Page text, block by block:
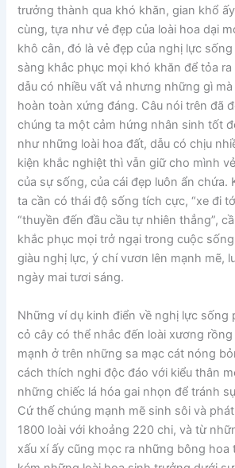
trưởng thành qua khó khăn, gian khổ
cùng, tựa như vẻ đẹp của loài hoa dại
khô cằn, đó là vẻ đẹp của nghị lực
sàng khắc phục mọi khó khăn để tỏa ra
dẫu có nhiều vất vả nhưng những gì
hoàn toàn xứng đáng. Câu nói trên đã
chúng ta một cảm hứng nhân sinh tốt
như những loài hoa đất, dẫu có chịu
kiện khắc nghiệt thì vẫn giữ cho mình
của sự sống, của cái đẹp luôn ẩn chứa.
ta cần có thái độ sống tích cực, “xe đi
“thuyền đến đầu cầu tự nhiên thẳng”,
khắc phục mọi trở ngại trong cuộc
giàu nghị lực, ý chí vươn lên mạnh mẽ,
ngày mai tươi sáng.
Những ví dụ kinh điển về nghị lực sống
cỏ cây có thể nhắc đến loài xương
mạnh ở trên những sa mạc cát nóng
cách thích nghi độc đáo với kiểu thân
những chiếc lá hóa gai nhọn để tránh
Cứ thế chúng mạnh mẽ sinh sôi và
1800 loài với khoảng 220 chi, và từ
xấu xí ấy cũng mọc ra những bông hoa